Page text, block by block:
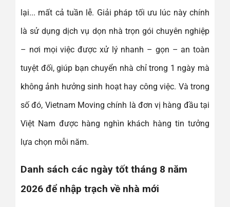
lại... mất cả tuần lễ. Giải pháp tối ưu lúc này chính
là sử dụng dịch vụ dọn nhà trọn gói chuyên nghiệp
– nơi mọi việc được xử lý nhanh – gọn – an toàn
tuyệt đối, giúp bạn chuyển nhà chỉ trong 1 ngày mà
không ảnh hưởng sinh hoạt hay công việc. Và trong
số đó, Vietnam Moving chính là đơn vị hàng đầu tại
Việt Nam được hàng nghìn khách hàng tin tưởng
lựa chọn mỗi năm.
Danh sách các ngày tốt tháng 8 năm
2026 để nhập trạch về nhà mới